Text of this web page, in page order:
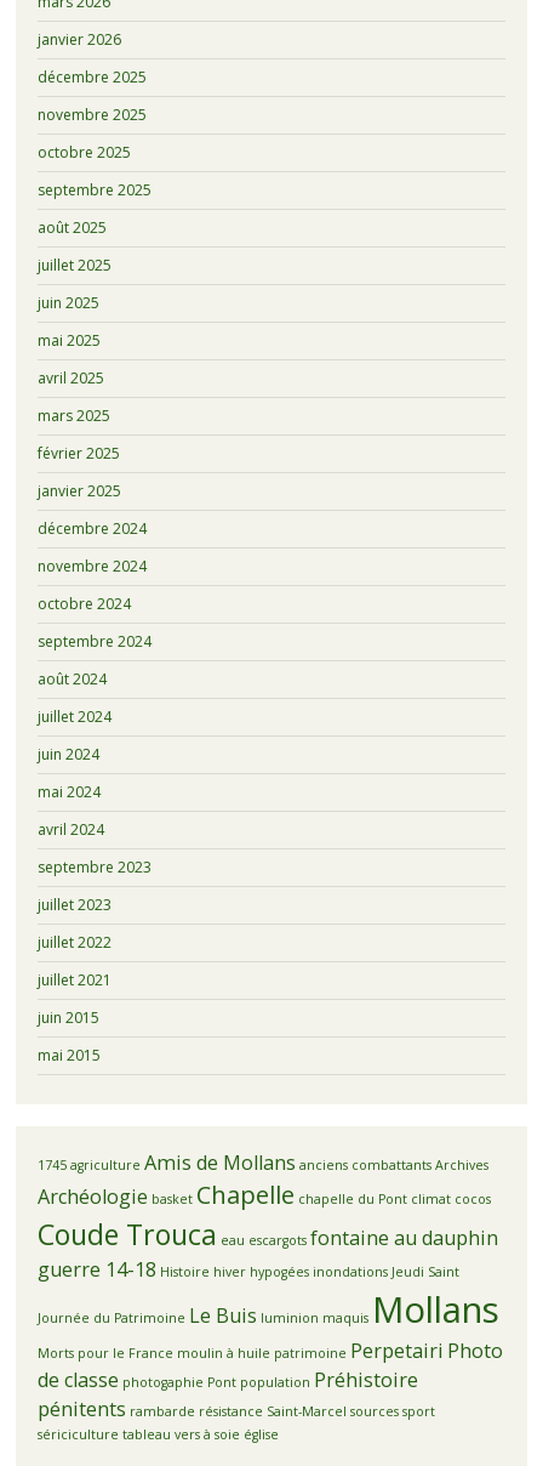
janvier 2026
décembre 2025
novembre 2025
octobre 2025
septembre 2025
août 2025
juillet 2025
juin 2025
mai 2025
avril 2025
mars 2025
février 2025
janvier 2025
décembre 2024
novembre 2024
octobre 2024
septembre 2024
août 2024
juillet 2024
juin 2024
mai 2024
avril 2024
septembre 2023
juillet 2023
juillet 2022
juillet 2021
juin 2015
mai 2015
1745 agriculture Amis de Mollans anciens combattants Archives
Archéologie basket Chapelle chapelle du Pont climat cocos
Coude Trouca eau escargots fontaine au dauphin
guerre 14-18 Histoire hiver hypogées inondations Jeudi Saint
Journée du Patrimoine Le Buis luminion maquis Mollans
Morts pour le France moulin à huile patrimoine Perpetairi Photo
de classe photogaphie Pont population Préhistoire
pénitents rambarde résistance Saint-Marcel sources sport
sériciculture tableau vers à soie église